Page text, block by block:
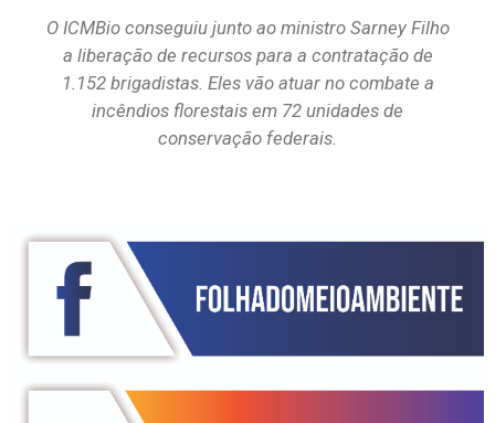
O ICMBio conseguiu junto ao ministro Sarney Filho
a liberação de recursos para a contratação de
1.152 brigadistas. Eles vão atuar no combate a
incêndios florestais em 72 unidades de
conservação federais.